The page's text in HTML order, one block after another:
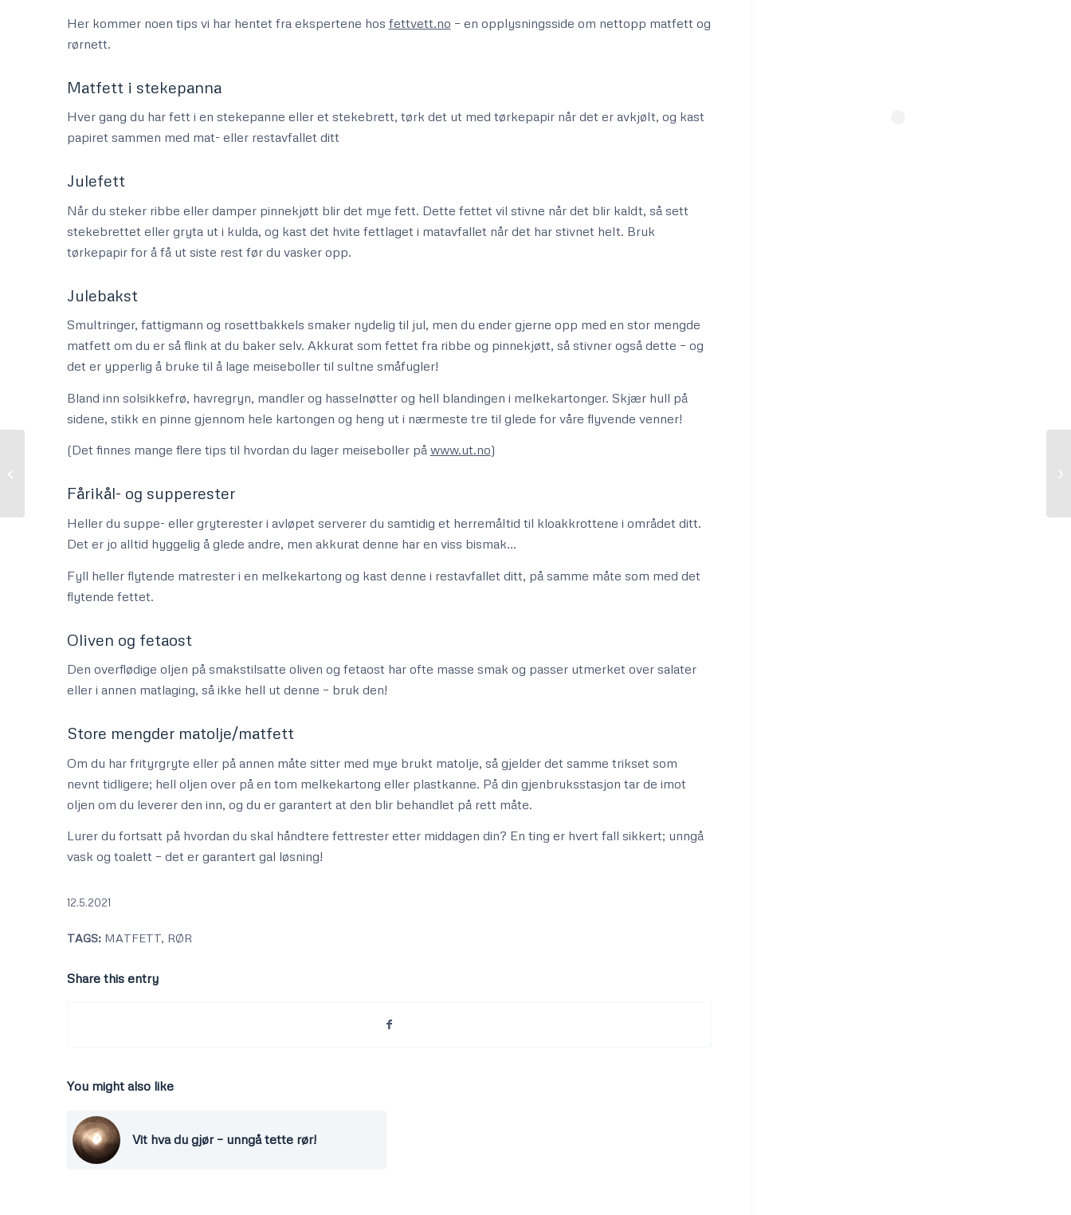
Her kommer noen tips vi har hentet fra ekspertene hos fettvett.no – en opplysningsside om nettopp matfett og
rørnett.
Matfett i stekepanna
Hver gang du har fett i en stekepanne eller et stekebrett, tørk det ut med tørkepapir når det er avkjølt, og kast
papiret sammen med mat- eller restavfallet ditt
Julefett
Når du steker ribbe eller damper pinnekjøtt blir det mye fett. Dette fettet vil stivne når det blir kaldt, så sett
stekebrettet eller gryta ut i kulda, og kast det hvite fettlaget i matavfallet når det har stivnet helt. Bruk
tørkepapir for å få ut siste rest før du vasker opp.
Julebakst
Smultringer, fattigmann og rosettbakkels smaker nydelig til jul, men du ender gjerne opp med en stor mengde
matfett om du er så flink at du baker selv. Akkurat som fettet fra ribbe og pinnekjøtt, så stivner også dette – og
det er ypperlig å bruke til å lage meiseboller til sultne småfugler!
Bland inn solsikkefrø, havregryn, mandler og hasselnøtter og hell blandingen i melkekartonger. Skjær hull på
sidene, stikk en pinne gjennom hele kartongen og heng ut i nærmeste tre til glede for våre flyvende venner!
(Det finnes mange flere tips til hvordan du lager meiseboller på www.ut.no)
Fårikål- og supperester
Heller du suppe- eller gryterester i avløpet serverer du samtidig et herremåltid til kloakkrottene i området ditt.
Det er jo alltid hyggelig å glede andre, men akkurat denne har en viss bismak…
Fyll heller flytende matrester i en melkekartong og kast denne i restavfallet ditt, på samme måte som med det
flytende fettet.
Oliven og fetaost
Den overflødige oljen på smakstilsatte oliven og fetaost har ofte masse smak og passer utmerket over salater
eller i annen matlaging, så ikke hell ut denne – bruk den!
Store mengder matolje/matfett
Om du har frityrgryte eller på annen måte sitter med mye brukt matolje, så gjelder det samme trikset som
nevnt tidligere; hell oljen over på en tom melkekartong eller plastkanne. På din gjenbruksstasjon tar de imot
oljen om du leverer den inn, og du er garantert at den blir behandlet på rett måte.
Lurer du fortsatt på hvordan du skal håndtere fettrester etter middagen din? En ting er hvert fall sikkert; unngå
vask og toalett – det er garantert gal løsning!
12.5.2021
TAGS: MATFETT, RØR
Share this entry
You might also like
Vit hva du gjør – unngå tette rør!